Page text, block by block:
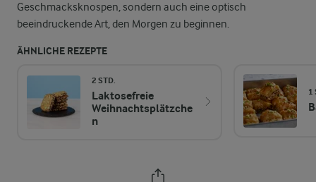
Geschmacksknospen, sondern auch eine optisch
beeindruckende Art, den Morgen zu beginnen.
ÄHNLICHE REZEPTE
2 STD.
Laktosefreie
Weihnachtsplätzche
n
1